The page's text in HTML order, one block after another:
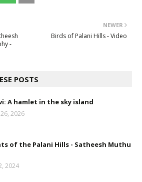
NEWER
Birds of Palani Hills - Video
-
POSTS
A hamlet in the sky island
2026
of the Palani Hills - Satheesh Muthu
2024